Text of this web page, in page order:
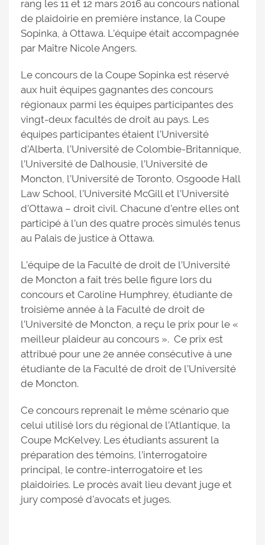
rang les 11 et 12 mars 2016 au concours national
de plaidoirie en première instance, la Coupe
Sopinka, à Ottawa. L’équipe était accompagnée
par Maître Nicole Angers.
Le concours de la Coupe Sopinka est réservé
aux huit équipes gagnantes des concours
régionaux parmi les équipes participantes des
vingt-deux facultés de droit au pays. Les
équipes participantes étaient l’Université
d’Alberta, l’Université de Colombie-Britannique,
l’Université de Dalhousie, l’Université de
Moncton, l’Université de Toronto, Osgoode Hall
Law School, l’Université McGill et l’Université
d’Ottawa – droit civil. Chacune d’entre elles ont
participé à l’un des quatre procès simulés tenus
au Palais de justice à Ottawa.
L’équipe de la Faculté de droit de l’Université
de Moncton a fait très belle figure lors du
concours et Caroline Humphrey, étudiante de
troisième année à la Faculté de droit de
l’Université de Moncton, a reçu le prix pour le «
meilleur plaideur au concours ». Ce prix est
attribué pour une 2e année consécutive à une
étudiante de la Faculté de droit de l’Université
de Moncton.
Ce concours reprenait le même scénario que
celui utilisé lors du régional de l’Atlantique, la
Coupe McKelvey. Les étudiants assurent la
préparation des témoins, l’interrogatoire
principal, le contre-interrogatoire et les
plaidoiries. Le procès avait lieu devant juge et
jury composé d’avocats et juges.